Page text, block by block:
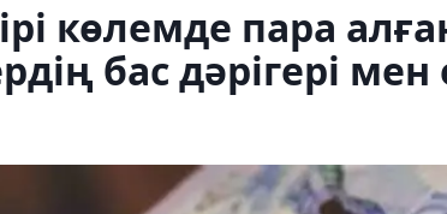
көлемде пара
бас дәрігері мен